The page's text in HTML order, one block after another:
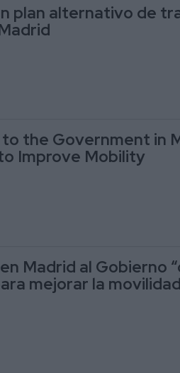
plan alternativo de
the Government in
Improve Mobility
Madrid al Gobierno
mejorar la movilidad